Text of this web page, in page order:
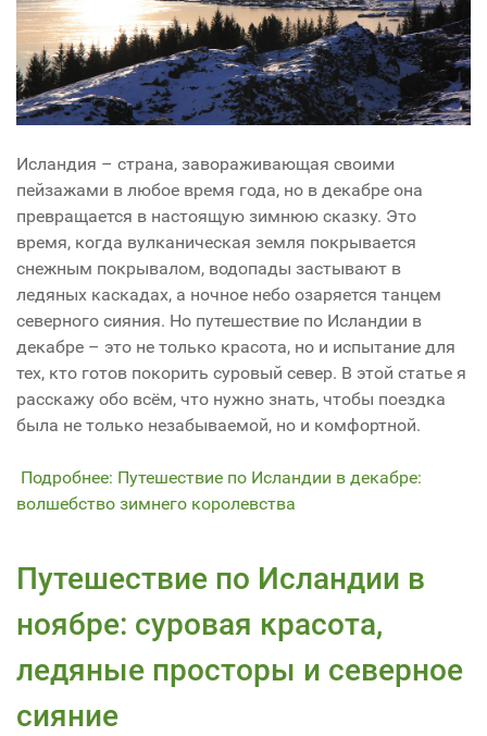
Исландия – страна, завораживающая своими
пейзажами в любое время года, но в декабре она
превращается в настоящую зимнюю сказку. Это
время, когда вулканическая земля покрывается
снежным покрывалом, водопады застывают в
ледяных каскадах, а ночное небо озаряется танцем
северного сияния. Но путешествие по Исландии в
декабре – это не только красота, но и испытание для
тех, кто готов покорить суровый север. В этой статье я
расскажу обо всём, что нужно знать, чтобы поездка
была не только незабываемой, но и комфортной.
Подробнее: Путешествие по Исландии в декабре:
волшебство зимнего королевства
Путешествие по Исландии в
ноябре: суровая красота,
ледяные просторы и северное
сияние